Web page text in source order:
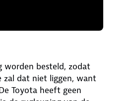
worden besteld, zodat
zal dat niet liggen, want
Toyota heeft geen